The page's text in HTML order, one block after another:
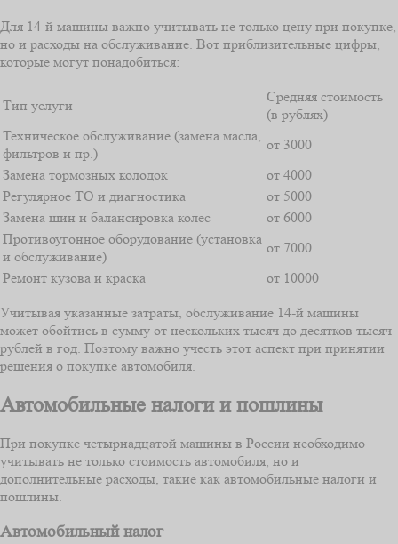
Для 14-й машины важно учитывать не только цену при покупке,
но и расходы на обслуживание. Вот приблизительные цифры,
которые могут понадобиться:
Тип услуги
Средняя стоимость
(в рублях)
Техническое обслуживание (замена масла,
фильтров и пр.)
от 3000
Замена тормозных колодок
от 4000
Регулярное ТО и диагностика
от 5000
Замена шин и балансировка колес
от 6000
Противоугонное оборудование (установка
и обслуживание)
от 7000
Ремонт кузова и краска
от 10000
Учитывая указанные затраты, обслуживание 14-й машины
может обойтись в сумму от нескольких тысяч до десятков тысяч
рублей в год. Поэтому важно учесть этот аспект при принятии
решения о покупке автомобиля.
Автомобильные налоги и пошлины
При покупке четырнадцатой машины в России необходимо
учитывать не только стоимость автомобиля, но и
дополнительные расходы, такие как автомобильные налоги и
пошлины.
Автомобильный налог